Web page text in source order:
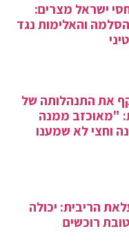
ישראל מצרים:
והאלימות נגד
את התנהלותה של
"מאוכזב ממנה
וחצי לא שמענו
הריבית: יכולה
רוכשים